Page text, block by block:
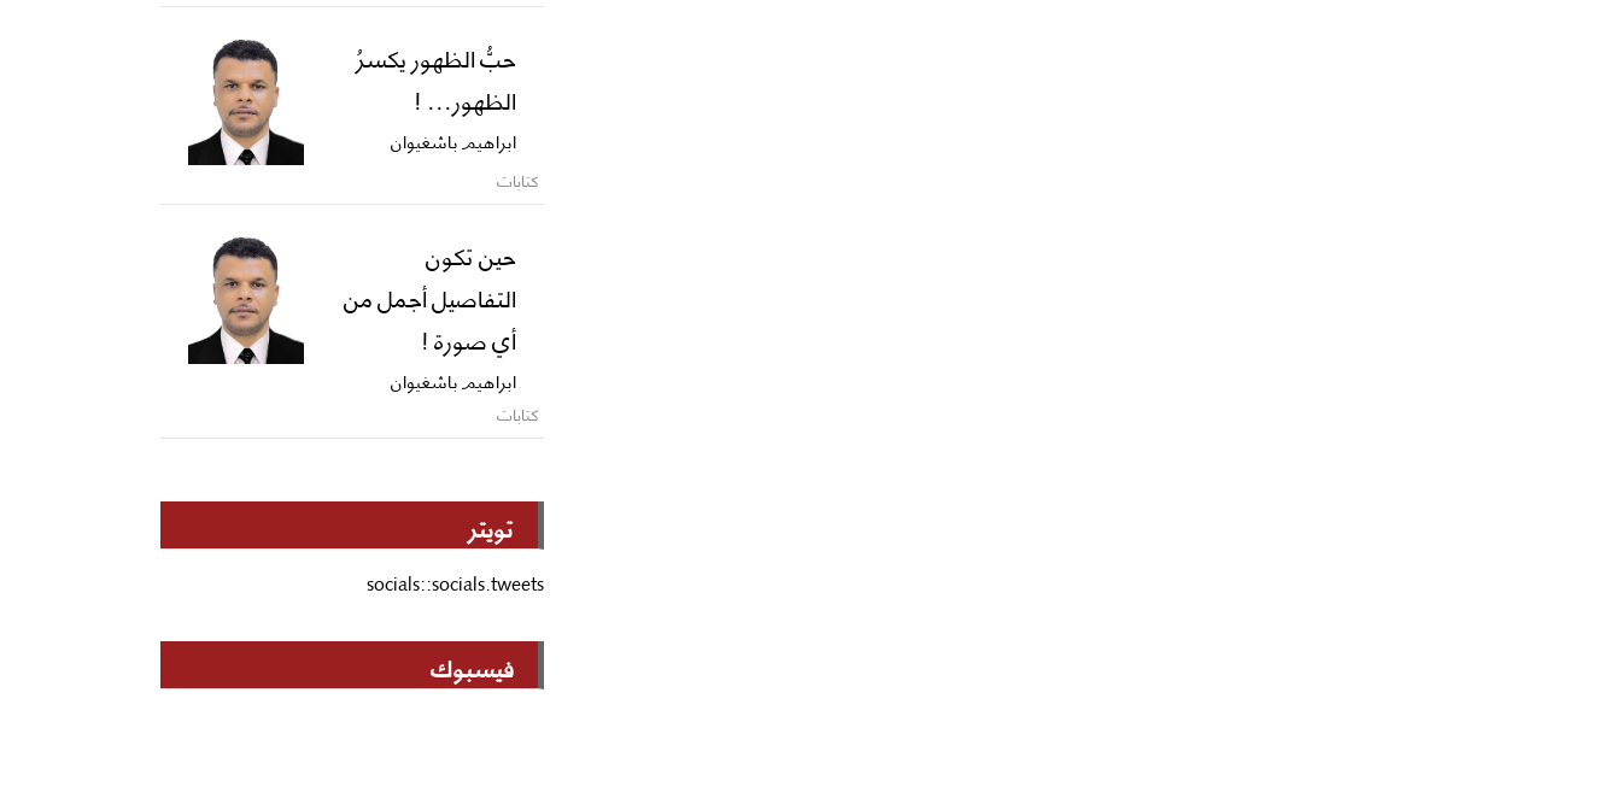
حبُّ الظهور يكسرُ
الظهور... !
ابراهيم باشغيوان
كتابات
حين تكون
التفاصيل أجمل من
أي صورة !
ابراهيم باشغيوان
كتابات
تويتر
socials::socials.tweets
فيسبوك